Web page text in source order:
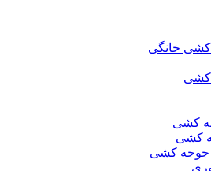
کشی خانگی
کشی
کشی
کشی
جوجه کشی